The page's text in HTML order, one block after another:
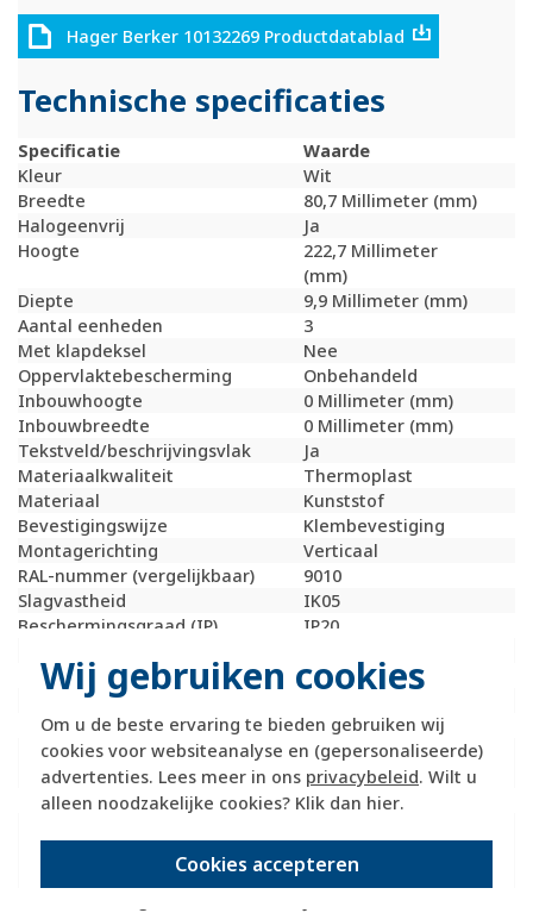
Wij gebruiken cookies
Om u de beste ervaring te bieden gebruiken wij
cookies voor websiteanalyse en (gepersonaliseerde)
advertenties. Lees meer in ons privacybeleid. Wilt u
alleen noodzakelijke cookies? Klik dan hier.
Cookies accepteren
Hager Berker 10132269 Productdatablad
Technische specificaties
Specificatie
Waarde
Kleur
Wit
Breedte
80,7 Millimeter (mm)
Halogeenvrij
Ja
Hoogte
222,7 Millimeter
(mm)
Diepte
9,9 Millimeter (mm)
Aantal eenheden
3
Met klapdeksel
Nee
Oppervlaktebescherming
Onbehandeld
Inbouwhoogte
0 Millimeter (mm)
Inbouwbreedte
0 Millimeter (mm)
Tekstveld/beschrijvingsvlak
Ja
Materiaalkwaliteit
Thermoplast
Materiaal
Kunststof
Bevestigingswijze
Klembevestiging
Montagerichting
Verticaal
RAL-nummer (vergelijkbaar)
9010
Slagvastheid
IK05
Beschermingsgraad (IP)
IP20
Transparant
Nee
Uitvoering oppervlakte
Geschikt voor wandgoot
Ja
Geschikt voor
inbouwinstallatie (stucwerk)
Ja
Bondige uitvoering
Nee